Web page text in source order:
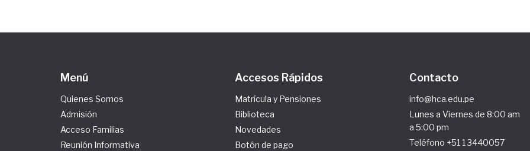
Menú
Quienes Somos
Admisión
Acceso Familias
Reunión Informativa
Accesos Rápidos
Matrícula y Pensiones
Biblioteca
Novedades
Botón de pago
Contacto
info@hca.edu.pe
Lunes a Viernes de 8:00 am
a 5:00 pm
Teléfono +51 1 3440057